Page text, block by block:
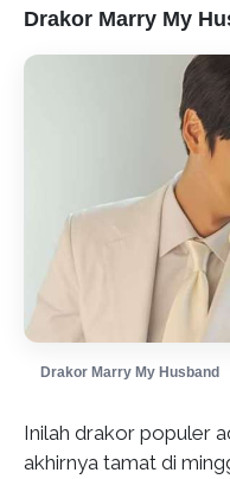
Drakor Marry My
Drakor Marry My Husband
Inilah drakor populer
akhirnya tamat di